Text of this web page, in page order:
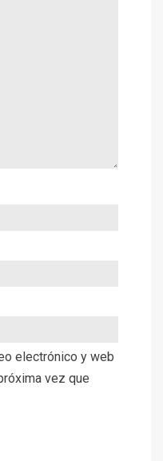
electrónico y web
vez que